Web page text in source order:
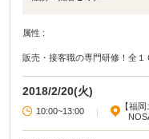
属性 :
販売・接客職の専門研修！全１
2018/2/20(火)
10:00~13:00 |
【福岡